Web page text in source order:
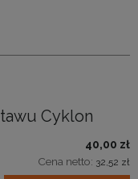
Cyklon
40,00 zł
Cena netto: 32,52 zł